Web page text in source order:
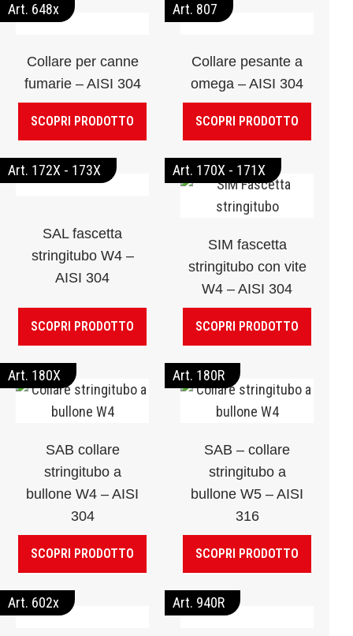
Art. 648x
Collare per canne
fumarie – AISI 304
SCOPRI PRODOTTO
Art. 807
Collare pesante a
omega – AISI 304
SCOPRI PRODOTTO
Art. 172X - 173X
SAL fascetta
stringitubo W4 –
AISI 304
SCOPRI PRODOTTO
Art. 170X - 171X
SIM fascetta
stringitubo con vite
W4 – AISI 304
SCOPRI PRODOTTO
Art. 180X
SAB collare
stringitubo a
bullone W4 – AISI
304
SCOPRI PRODOTTO
Art. 180R
SAB – collare
stringitubo a
bullone W5 – AISI
316
SCOPRI PRODOTTO
Art. 602x Art. 940R